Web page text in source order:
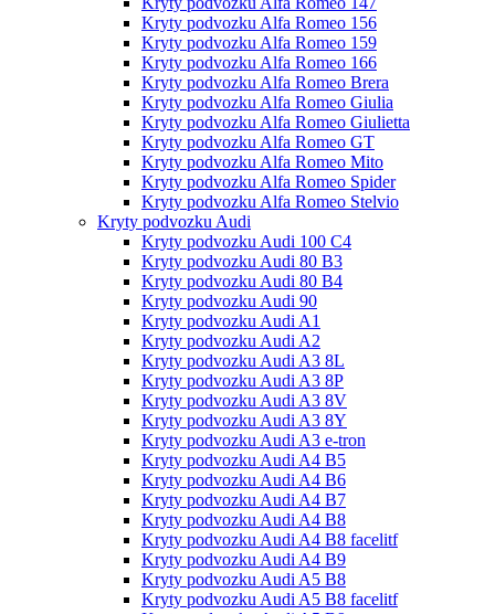
Kryty podvozku Alfa Romeo 156
Kryty podvozku Alfa Romeo 159
Kryty podvozku Alfa Romeo 166
Kryty podvozku Alfa Romeo Brera
Kryty podvozku Alfa Romeo Giulia
Kryty podvozku Alfa Romeo Giulietta
Kryty podvozku Alfa Romeo GT
Kryty podvozku Alfa Romeo Mito
Kryty podvozku Alfa Romeo Spider
Kryty podvozku Alfa Romeo Stelvio
Kryty podvozku Audi
Kryty podvozku Audi 100 С4
Kryty podvozku Audi 80 B3
Kryty podvozku Audi 80 B4
Kryty podvozku Audi 90
Kryty podvozku Audi A1
Kryty podvozku Audi A2
Kryty podvozku Audi A3 8L
Kryty podvozku Audi A3 8P
Kryty podvozku Audi A3 8V
Kryty podvozku Audi A3 8Y
Kryty podvozku Audi A3 e-tron
Kryty podvozku Audi A4 B5
Kryty podvozku Audi A4 B6
Kryty podvozku Audi A4 B7
Kryty podvozku Audi A4 B8
Kryty podvozku Audi A4 B8 facelitf
Kryty podvozku Audi A4 B9
Kryty podvozku Audi A5 B8
Kryty podvozku Audi A5 B8 facelitf